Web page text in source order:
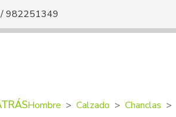
982251349
Hombre Calzado Chanclas